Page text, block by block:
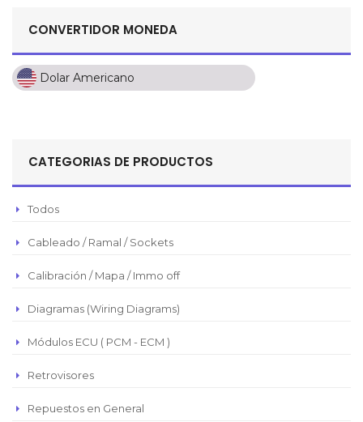
CONVERTIDOR MONEDA
Dolar Americano
Dolar Americano
Pesos Mexicanos
Euro
Real Brasilero
CATEGORIAS DE PRODUCTOS
Todos
Cableado / Ramal / Sockets
Calibración / Mapa / Immo off
Diagramas (Wiring Diagrams)
Módulos ECU ( PCM - ECM )
Retrovisores
Repuestos en General